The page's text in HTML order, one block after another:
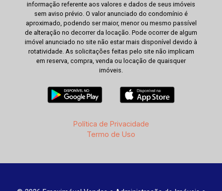
informação referente aos valores e dados de seus imóveis
sem aviso prévio. O valor anunciado do condomínio é
aproximado, podendo ser maior, menor ou mesmo passível
de alteração no decorrer da locação. Pode ocorrer de algum
imóvel anunciado no site não estar mais disponível devido à
rotatividade. As solicitações feitas pelo site não implicam
em reserva, compra, venda ou locação de quaisquer
imóveis.
Política de Privacidade
Termo de Uso